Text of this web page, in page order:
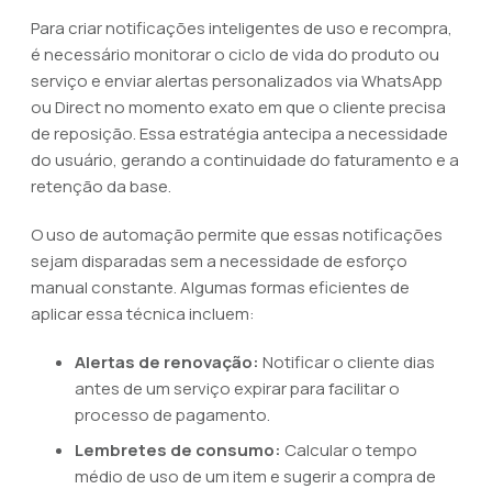
Para criar notificações inteligentes de uso e recompra,
é necessário monitorar o ciclo de vida do produto ou
serviço e enviar alertas personalizados via WhatsApp
ou Direct no momento exato em que o cliente precisa
de reposição. Essa estratégia antecipa a necessidade
do usuário, gerando a continuidade do faturamento e a
retenção da base.
O uso de automação permite que essas notificações
sejam disparadas sem a necessidade de esforço
manual constante. Algumas formas eficientes de
aplicar essa técnica incluem:
Alertas de renovação: Notificar o cliente dias
antes de um serviço expirar para facilitar o
processo de pagamento.
Lembretes de consumo: Calcular o tempo
médio de uso de um item e sugerir a compra de